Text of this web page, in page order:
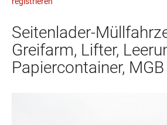
Seitenlader-
Greifarm, Lifter,
Papiercontainer,